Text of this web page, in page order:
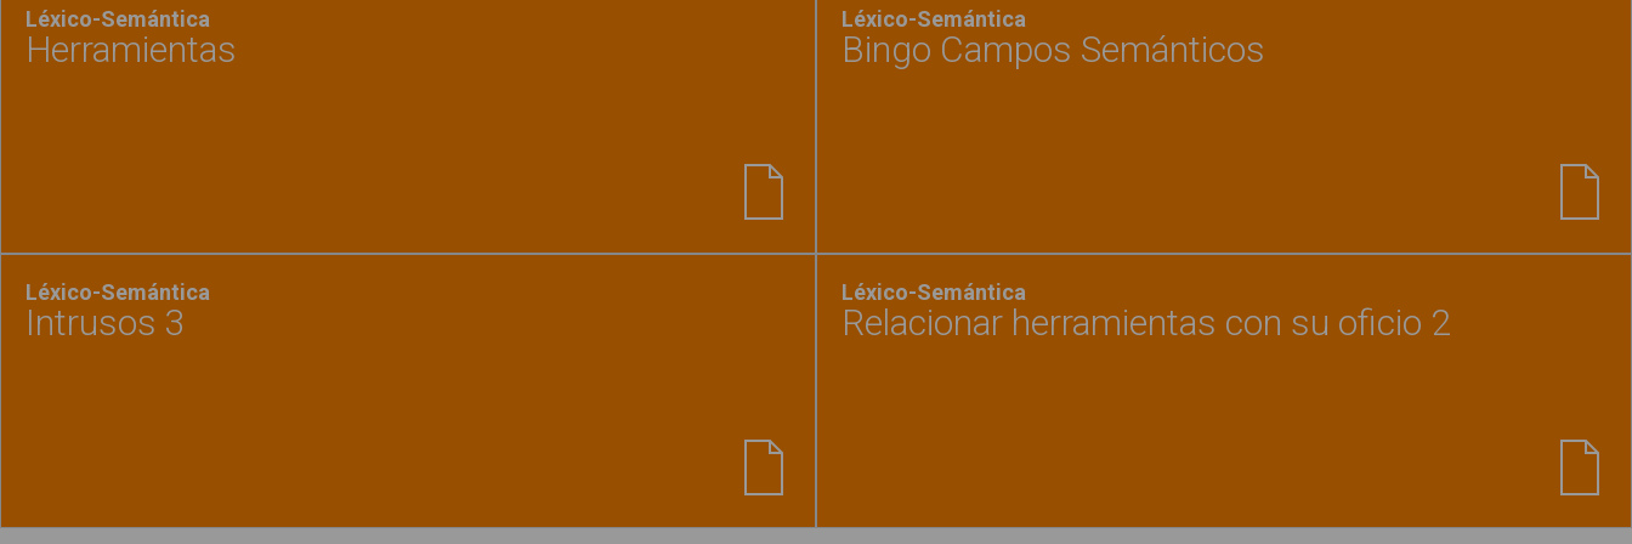
Léxico-Semántica
Herramientas
Léxico-Semántica
Bingo Campos Semánticos
Léxico-Semántica
Intrusos 3
Léxico-Semántica
Relacionar herramientas con su oficio 2